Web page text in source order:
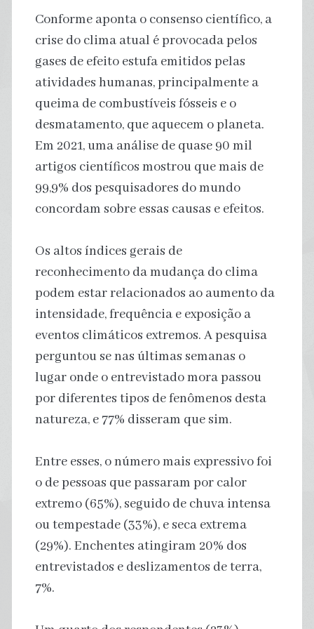
Conforme aponta o consenso científico, a
crise do clima atual é provocada pelos
gases de efeito estufa emitidos pelas
atividades humanas, principalmente a
queima de combustíveis fósseis e o
desmatamento, que aquecem o planeta.
Em 2021, uma análise de quase 90 mil
artigos científicos mostrou que mais de
99,9% dos pesquisadores do mundo
concordam sobre essas causas e efeitos.
Os altos índices gerais de
reconhecimento da mudança do clima
podem estar relacionados ao aumento da
intensidade, frequência e exposição a
eventos climáticos extremos. A pesquisa
perguntou se nas últimas semanas o
lugar onde o entrevistado mora passou
por diferentes tipos de fenômenos desta
natureza, e 77% disseram que sim.
Entre esses, o número mais expressivo foi
o de pessoas que passaram por calor
extremo (65%), seguido de chuva intensa
ou tempestade (33%), e seca extrema
(29%). Enchentes atingiram 20% dos
entrevistados e deslizamentos de terra,
7%.